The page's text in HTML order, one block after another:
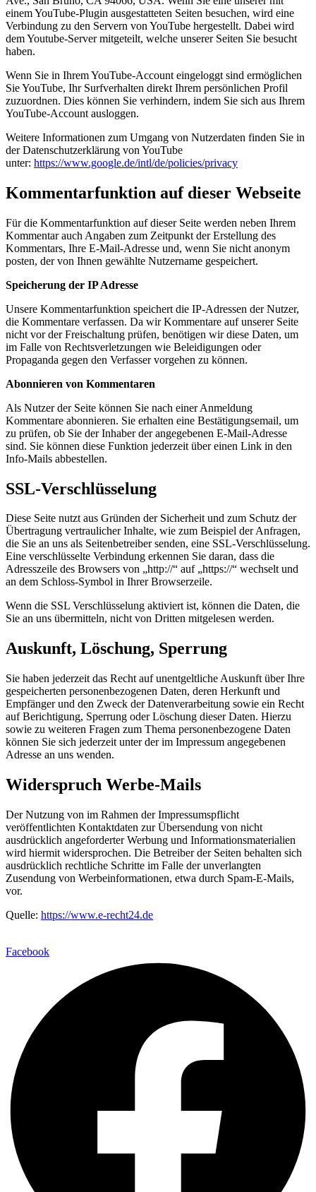
einem YouTube-Plugin ausgestatteten Seiten besuchen, wird eine
Verbindung zu den Servern von YouTube hergestellt. Dabei wird
dem Youtube-Server mitgeteilt, welche unserer Seiten Sie besucht
haben.
Wenn Sie in Ihrem YouTube-Account eingeloggt sind ermöglichen
Sie YouTube, Ihr Surfverhalten direkt Ihrem persönlichen Profil
zuzuordnen. Dies können Sie verhindern, indem Sie sich aus Ihrem
YouTube-Account ausloggen.
Weitere Informationen zum Umgang von Nutzerdaten finden Sie in
der Datenschutzerklärung von YouTube
unter: https://www.google.de/intl/de/policies/privacy
Kommentarfunktion auf dieser Webseite
Für die Kommentarfunktion auf dieser Seite werden neben Ihrem
Kommentar auch Angaben zum Zeitpunkt der Erstellung des
Kommentars, Ihre E-Mail-Adresse und, wenn Sie nicht anonym
posten, der von Ihnen gewählte Nutzername gespeichert.
Speicherung der IP Adresse
Unsere Kommentarfunktion speichert die IP-Adressen der Nutzer,
die Kommentare verfassen. Da wir Kommentare auf unserer Seite
nicht vor der Freischaltung prüfen, benötigen wir diese Daten, um
im Falle von Rechtsverletzungen wie Beleidigungen oder
Propaganda gegen den Verfasser vorgehen zu können.
Abonnieren von Kommentaren
Als Nutzer der Seite können Sie nach einer Anmeldung
Kommentare abonnieren. Sie erhalten eine Bestätigungsemail, um
zu prüfen, ob Sie der Inhaber der angegebenen E-Mail-Adresse
sind. Sie können diese Funktion jederzeit über einen Link in den
Info-Mails abbestellen.
SSL-Verschlüsselung
Diese Seite nutzt aus Gründen der Sicherheit und zum Schutz der
Übertragung vertraulicher Inhalte, wie zum Beispiel der Anfragen,
die Sie an uns als Seitenbetreiber senden, eine SSL-Verschlüsselung.
Eine verschlüsselte Verbindung erkennen Sie daran, dass die
Adresszeile des Browsers von „http://“ auf „https://“ wechselt und
an dem Schloss-Symbol in Ihrer Browserzeile.
Wenn die SSL Verschlüsselung aktiviert ist, können die Daten, die
Sie an uns übermitteln, nicht von Dritten mitgelesen werden.
Auskunft, Löschung, Sperrung
Sie haben jederzeit das Recht auf unentgeltliche Auskunft über Ihre
gespeicherten personenbezogenen Daten, deren Herkunft und
Empfänger und den Zweck der Datenverarbeitung sowie ein Recht
auf Berichtigung, Sperrung oder Löschung dieser Daten. Hierzu
sowie zu weiteren Fragen zum Thema personenbezogene Daten
können Sie sich jederzeit unter der im Impressum angegebenen
Adresse an uns wenden.
Widerspruch Werbe-Mails
Der Nutzung von im Rahmen der Impressumspflicht
veröffentlichten Kontaktdaten zur Übersendung von nicht
ausdrücklich angeforderter Werbung und Informationsmaterialien
wird hiermit widersprochen. Die Betreiber der Seiten behalten sich
ausdrücklich rechtliche Schritte im Falle der unverlangten
Zusendung von Werbeinformationen, etwa durch Spam-E-Mails,
vor.
Quelle: https://www.e-recht24.de
Facebook